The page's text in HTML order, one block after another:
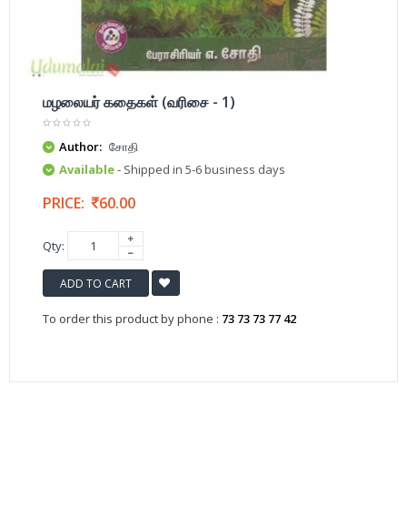
மழலையர் கதைகள் (வரிசை - 1)
Author: சோதி
Available- Shipped in 5-6 business days
PRICE: 60.00
Qty:
ADD TO CART
To order this product by phone : 73 73 73 77 42